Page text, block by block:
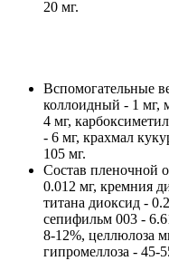
20 мг.
Вспомогательные
коллоидный - 1 мг,
4 мг,
- 6 мг, крахмал
105 мг.
Состав пленочной
0.012 мг, кремния
титана диоксид -
сепифильм 003 -
8-12%, целлюлоза
гипромеллоза - 45-